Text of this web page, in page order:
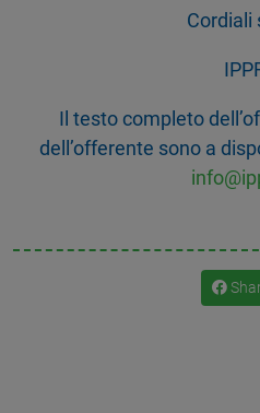
Cordiali
Il testo completo
dell’offerente sono a